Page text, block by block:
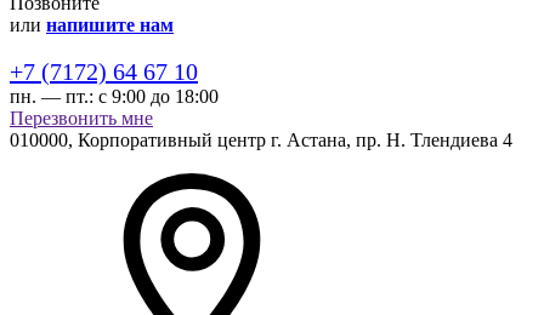
или напишите нам
+7 (7172) 64 67 10
пн. — пт.: с 9:00 до 18:00
Перезвонить мне
010000, Корпоративный центр г. Астана, пр. Н. Тлендиева 4